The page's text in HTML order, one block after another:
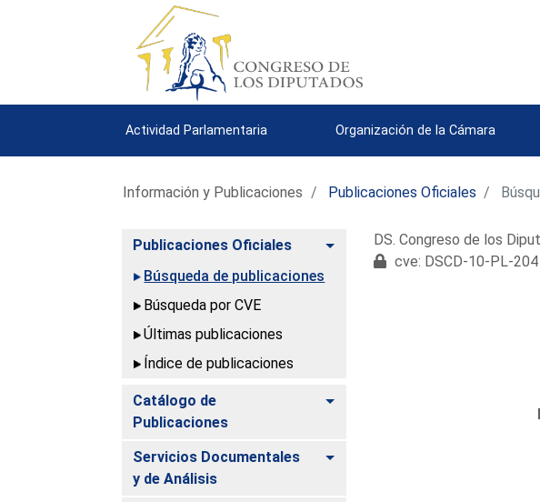
Actividad Parlamentaria Organización de la Cámara
Información y Publicaciones Publicaciones Oficiales
Publicaciones Oficiales
Alternar
Búsqueda de publicaciones
Búsqueda por CVE
Últimas publicaciones
Índice de publicaciones
Catálogo de
Publicaciones
Alternar
Servicios Documentales
y de Análisis
Alternar
DS. Congreso de los
cve: DSCD-10-PL-204